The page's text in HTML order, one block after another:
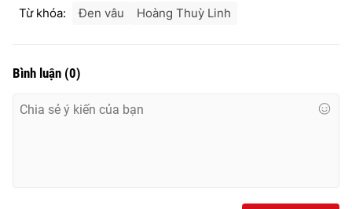
thuận bằng văn bản. Ghi rõ nguồn VTV.vn khi phát hành lại
Từ khóa: Đen vâu Hoàng Thuỳ Linh
Bình luận (0)